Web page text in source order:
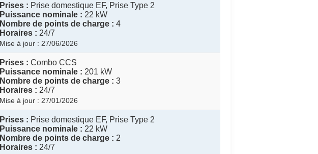
Prises : Prise domestique EF, Prise Type 2
Puissance nominale : 22 kW
Nombre de points de charge : 4
Horaires : 24/7
Mise à jour : 27/06/2026
Prises : Combo CCS
Puissance nominale : 201 kW
Nombre de points de charge : 3
Horaires : 24/7
Mise à jour : 27/01/2026
Prises : Prise domestique EF, Prise Type 2
Puissance nominale : 22 kW
Nombre de points de charge : 2
Horaires : 24/7